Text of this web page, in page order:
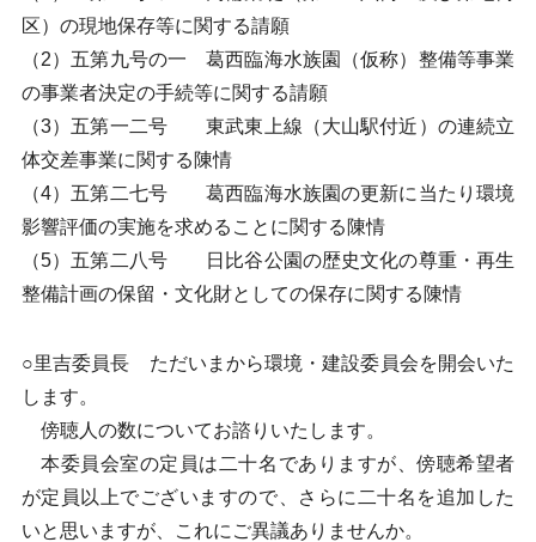
区）の現地保存等に関する請願
（2）五第九号の一 葛西臨海水族園（仮称）整備等事業
の事業者決定の手続等に関する請願
（3）五第一二号 東武東上線（大山駅付近）の連続立
体交差事業に関する陳情
（4）五第二七号 葛西臨海水族園の更新に当たり環境
影響評価の実施を求めることに関する陳情
（5）五第二八号 日比谷公園の歴史文化の尊重・再生
整備計画の保留・文化財としての保存に関する陳情
○里吉委員長 ただいまから環境・建設委員会を開会いた
します。
傍聴人の数についてお諮りいたします。
本委員会室の定員は二十名でありますが、傍聴希望者
が定員以上でございますので、さらに二十名を追加した
いと思いますが、これにご異議ありませんか。